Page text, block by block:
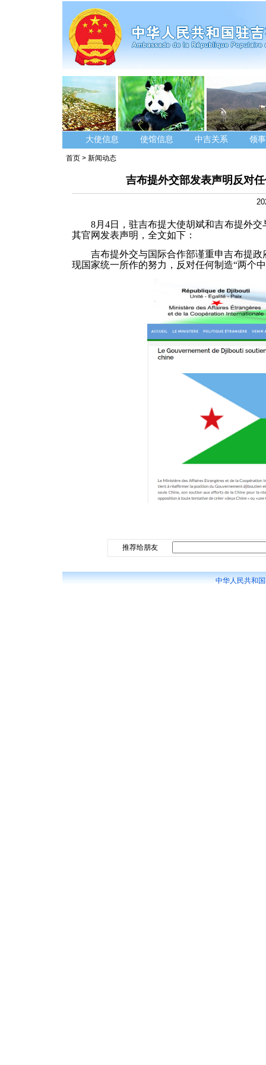
大使信息 使馆信息 中吉关系 领
首页 > 新闻动态
吉布提外交部发表声明反对
8月4日， 驻吉布提大使胡斌和吉布提外
其官网发表声明，全文如下：
吉布提外交与国际合作部谨重申吉布提
现国家统一所作的努力，反对任何制造“两个
推荐给朋友
中华人民共和